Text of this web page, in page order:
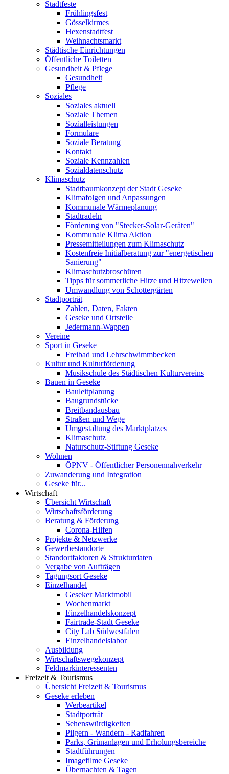
Stadtfeste
Frühlingsfest
Gösselkirmes
Hexenstadtfest
Weihnachtsmarkt
Städtische Einrichtungen
Öffentliche Toiletten
Gesundheit & Pflege
Gesundheit
Pflege
Soziales
Soziales aktuell
Soziale Themen
Sozialleistungen
Formulare
Soziale Beratung
Kontakt
Soziale Kennzahlen
Sozialdatenschutz
Klimaschutz
Stadtbaumkonzept der Stadt Geseke
Klimafolgen und Anpassungen
Kommunale Wärmeplanung
Stadtradeln
Förderung von "Stecker-Solar-Geräten"
Kommunale Klima Aktion
Pressemitteilungen zum Klimaschutz
Kostenfreie Initialberatung zur "energetischen
Sanierung"
Klimaschutzbroschüren
Tipps für sommerliche Hitze und Hitzewellen
Umwandlung von Schottergärten
Stadtporträt
Zahlen, Daten, Fakten
Geseke und Ortsteile
Jedermann-Wappen
Vereine
Sport in Geseke
Freibad und Lehrschwimmbecken
Kultur und Kulturförderung
Musikschule des Städtischen Kulturvereins
Bauen in Geseke
Bauleitplanung
Baugrundstücke
Breitbandausbau
Straßen und Wege
Umgestaltung des Marktplatzes
Klimaschutz
Naturschutz-Stiftung Geseke
Wohnen
ÖPNV - Öffentlicher Personennahverkehr
Zuwanderung und Integration
Geseke für...
Wirtschaft
Übersicht Wirtschaft
Wirtschaftsförderung
Beratung & Förderung
Corona-Hilfen
Projekte & Netzwerke
Gewerbestandorte
Standortfaktoren & Strukturdaten
Vergabe von Aufträgen
Tagungsort Geseke
Einzelhandel
Geseker Marktmobil
Wochenmarkt
Einzelhandelskonzept
Fairtrade-Stadt Geseke
City Lab Südwestfalen
Einzelhandelslabor
Ausbildung
Wirtschaftswegekonzept
Feldmarkinteressenten
Freizeit & Tourismus
Übersicht Freizeit & Tourismus
Geseke erleben
Werbeartikel
Stadtporträt
Sehenswürdigkeiten
Pilgern - Wandern - Radfahren
Parks, Grünanlagen und Erholungsbereiche
Stadtführungen
Imagefilme Geseke
Übernachten & Tagen